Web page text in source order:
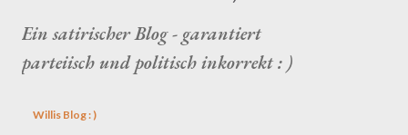
Ein satirischer Blog - garantiert
parteiisch und politisch inkorrekt : )
Willis Blog : )